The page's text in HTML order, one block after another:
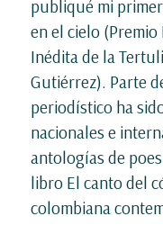
publiqué mi
en el cielo
Inédita de la
Gutiérrez). Parte
periodístico ha
nacionales e
antologías de
libro El canto del
colombiana